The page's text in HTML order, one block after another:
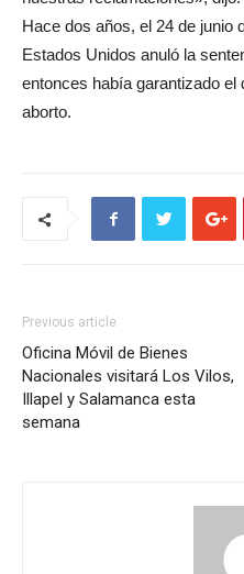
Hace dos años, el 24 de junio
Estados Unidos anuló la
entonces había garantizado el
aborto.
Previous article
Oficina Móvil de Bienes
Nacionales visitará Los Vilos,
Illapel y Salamanca esta
semana